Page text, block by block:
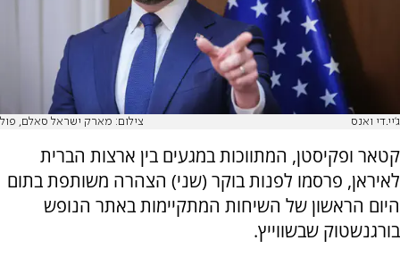
ג'יי.די ואנס צילום: מארק ישראל סאלם, פול
קטאר ופקיסטן, המתווכות במגעים בין ארצות הברית
לאיראן, פרסמו לפנות בוקר (שני) הצהרה משותפת בתום
היום הראשון של השיחות המתקיימות באתר הנופש
בורגנשטוק שבשווייץ.